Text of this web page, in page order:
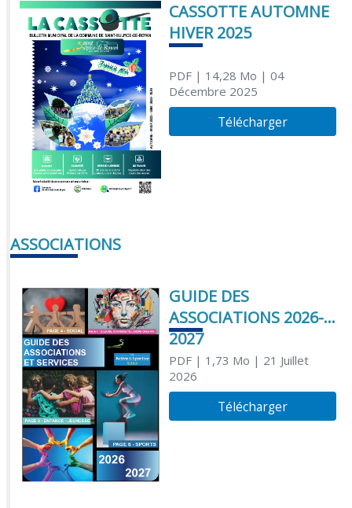
CASSOTTE AUTOMNE
HIVER 2025
PDF| 14,28 Mo | 04
Décembre 2025
Télécharger
ASSOCIATIONS
GUIDE DES
ASSOCIATIONS 2026-
2027
PDF| 1,73 Mo | 21 Juillet
2026
Télécharger